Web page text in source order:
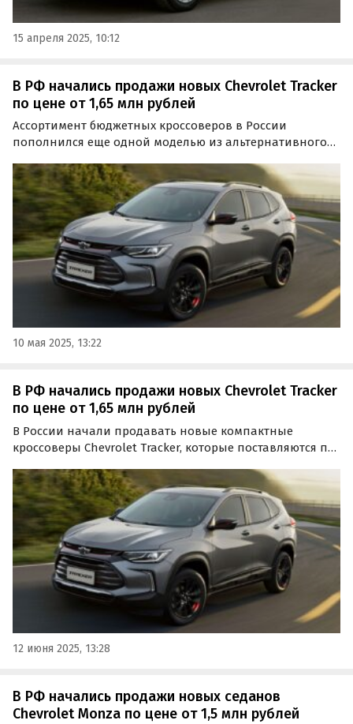
15 апреля 2025, 10:12
В РФ начались продажи новых Chevrolet Tracker
по цене от 1,65 млн рублей
Ассортимент бюджетных кроссоверов в России
пополнился еще одной моделью из альтернативного
доступен под заказ за 1 650 000 рублей, а еще несколько
продаются из наличия и стоят минимум 2 040 000…
10 мая 2025, 13:22
В РФ начались продажи новых Chevrolet Tracker
по цене от 1,65 млн рублей
В России начали продавать новые компактные
кроссоверы Chevrolet Tracker, которые поставляются по
под заказ по цене от 1 650 000 рублей, узнал портал
«Автоновости дня».
12 июня 2025, 13:28
В РФ начались продажи новых седанов
Chevrolet Monza по цене от 1,5 млн рублей